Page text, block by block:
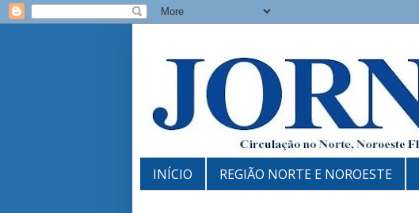
INÍCIO REGIÃO NORTE E NOROESTE